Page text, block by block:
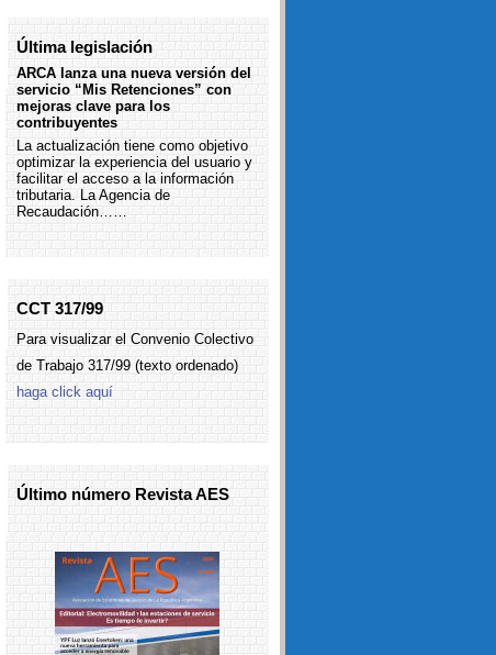
Última legislación
ARCA lanza una nueva versión del
servicio “Mis Retenciones” con
mejoras clave para los
contribuyentes
La actualización tiene como objetivo
optimizar la experiencia del usuario y
facilitar el acceso a la información
tributaria. La Agencia de
Recaudación……
CCT 317/99
Para visualizar el Convenio Colectivo
de Trabajo 317/99 (texto ordenado)
haga click aquí
Último número Revista AES